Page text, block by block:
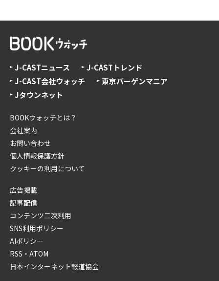
J-CASTニュース
J-CASTトレンド
J-CAST会社ウォッチ
東京バーゲンマニア
Jタウンネット
BOOKウォッチとは？
会社案内
お問い合わせ
個人情報保護方針
クッキーの利用について
広告掲載
記事配信
コンテンツ二次利用
SNS利用ポリシー
AIポリシー
RSS・ATOM
日本インターネット報道協会